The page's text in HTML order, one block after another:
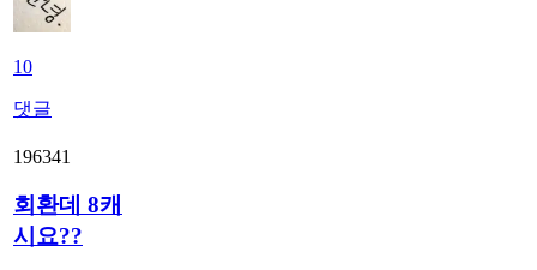
10
댓글
196341
회환데 8캐
시요??